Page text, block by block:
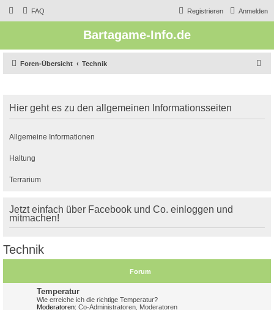
FAQ Anmelden
Registrieren
Bartagame-Info.de
Foren-Übersicht Technik
e
Hier geht es zu den allgemeinen Informationsseiten
Allgemeine Informationen
Haltung
Terrarium
Jetzt einfach über Facebook und Co. einloggen und
mitmachen!
Technik
Forum
Temperatur
Wie erreiche ich die richtige Temperatur?
Moderatoren: Co-Administratoren Moderatoren